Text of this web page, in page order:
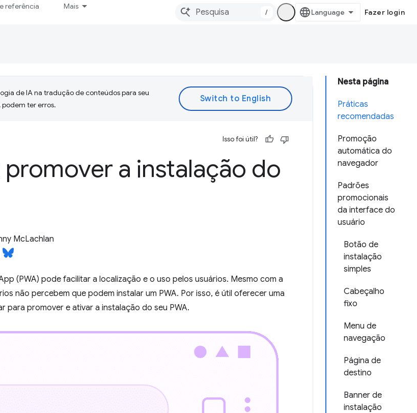
referência Mais
/ Fazer login
Nesta página
Práticas
recomendadas
Promoção
automática do
navegador
Padrões
promocionais
da interface do
usuário
Botão de
instalação
simples
Cabeçalho
fixo
Menu de
navegação
Página de
destino
Banner de
instalação
de IA na tradução de conteúdos para seu
ter erros.
Isso foi útil?
promover a instalação do
McLachlan
(PWA) pode facilitar a localização e o uso pelos usuários. Mesmo com a
não percebem que podem instalar um PWA. Por isso, é útil oferecer uma
para promover e ativar a instalação do seu PWA.